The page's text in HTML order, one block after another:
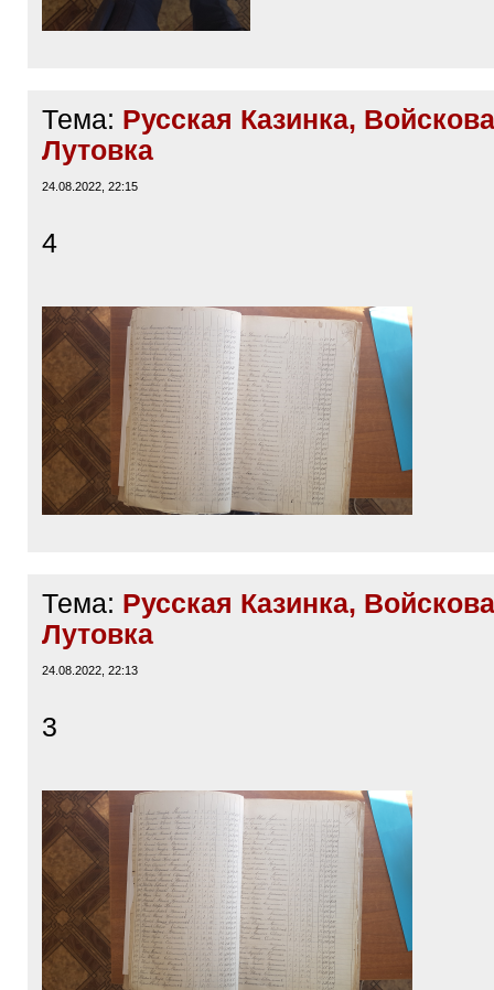
Тема: Русская Казинка,
Лутовка
24.08.2022, 22:15
4
Тема: Русская Казинка,
Лутовка
24.08.2022, 22:13
3